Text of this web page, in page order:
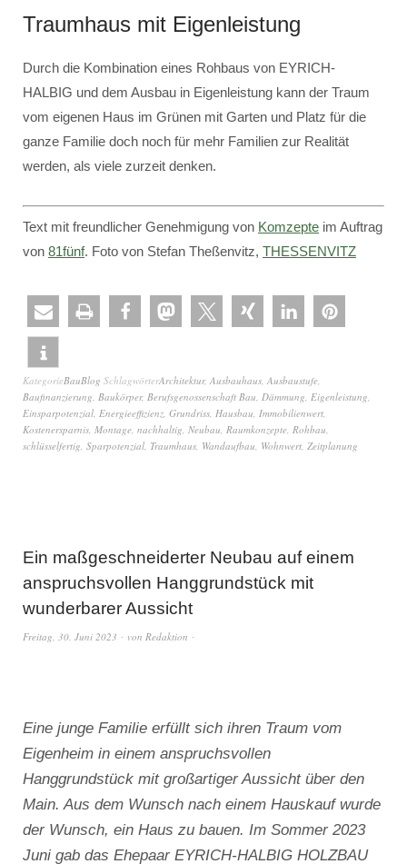
Traumhaus mit Eigenleistung
Durch die Kombination eines Rohbaus von EYRICH-
HALBIG und dem Ausbau in Eigenleistung kann der Traum
vom eigenen Haus im Grünen mit Garten und Platz für die
ganze Familie doch noch für mehr Familien zur Realität
werden, als viele zurzeit denken.
Text mit freundlicher Genehmigung von Komzepte im Auftrag
von 81fünf. Foto von Stefan Theßenvitz, THESSENVITZ
KategorieBauBlog SchlagwörterArchitektur, Ausbauhaus, Ausbaustufe,
Baufinanzierung, Baukörper, Berufsgenossenschaft Bau, Dämmung, Eigenleistung,
Einsparpotenzial, Energieeffizienz, Grundriss, Hausbau, Immobilienwert,
Kostenersparnis, Montage, nachhaltig, Neubau, Raumkonzepte, Rohbau,
schlüsselfertig, Sparpotenzial, Traumhaus, Wandaufbau, Wohnwert, Zeitplanung
Ein maßgeschneiderter Neubau auf einem
anspruchsvollen Hanggrundstück mit
wunderbarer Aussicht
Freitag, 30. Juni 2023 von Redaktion
Eine junge Familie erfüllt sich ihren Traum vom
Eigenheim in einem anspruchsvollen
Hanggrundstück mit großartiger Aussicht über den
Main. Aus dem Wunsch nach einem Hauskauf wurde
der Wunsch, ein Haus zu bauen. Im Sommer 2023
Juni gab das Ehepaar EYRICH-HALBIG HOLZBAU